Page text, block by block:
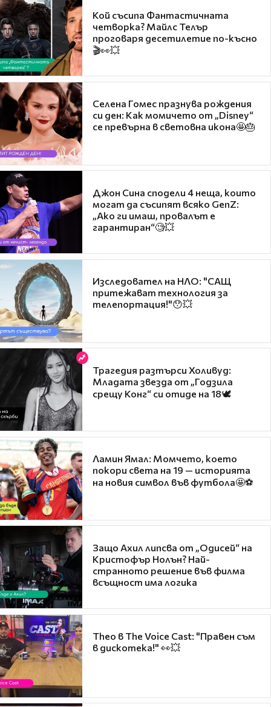
Кой съсипа Фантастичната
четворка? Майлс Телър
проговаря десетилетие по-късно
🎬👀💥
Селена Гомес празнува рождения
си ден: Как момичето от „Disney“
се превърна в световна икона🤩🎂
Джон Сина сподели 4 неща, които
могат да съсипят всяко GenZ:
„Ако ги имаш, провалът е
гарантиран“🧐💥
Изследовател на НЛО: "САЩ
притежават технология за
телепортация!"😯💥
Трагедия разтърси Холивуд:
Младата звезда от „Годзила
срещу Конг“ си отиде на 18🕊️
Ламин Ямал: Момчето, което
покори света на 19 — историята
на новия символ във футбола🤩⚽
Защо Ахил липсва от „Одисей“ на
Кристофър Нолън? Най-
странното решение във филма
всъщност има логика
Theo в The Voice Cast: "Правен съм
в дискотека!" 👀💥